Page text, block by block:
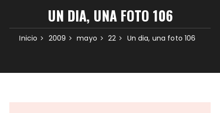
UN DIA, UNA FOTO 106
Inicio 2009 mayo 22 Un dia, una foto 106